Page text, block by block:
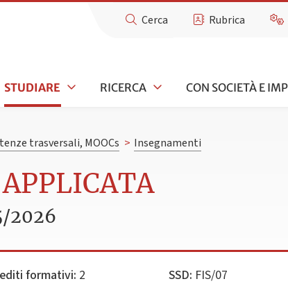
Cerca Rubrica
STUDIARE RICERCA CON SOCIETÀ E
trasversali, MOOCs > Insegnamenti
2026
formativi: 2 SSD: FIS/07